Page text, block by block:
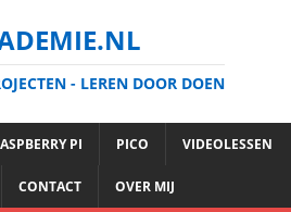
- LEREN DOOR DOEN
PI PICO VIDEOLESSEN
CONTACT OVER MIJ